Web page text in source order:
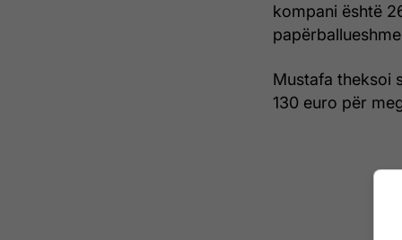
kompani është
Mustafa theksoi
130 euro për